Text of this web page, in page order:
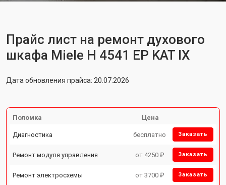
Прайс лист на ремонт духового
шкафа Miele H 4541 EP KAT IX
Дата обновления прайса: 20.07.2026
Поломка Цена
Диагностика бесплатно Заказать
Ремонт модуля управления от 4250 ₽ Заказать
Ремонт электросхемы от 3700 ₽ Заказать